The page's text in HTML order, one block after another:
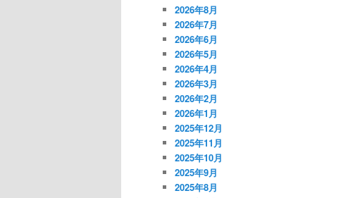
2026年8月
2026年7月
2026年6月
2026年5月
2026年4月
2026年3月
2026年2月
2026年1月
2025年12月
2025年11月
2025年10月
2025年9月
2025年8月